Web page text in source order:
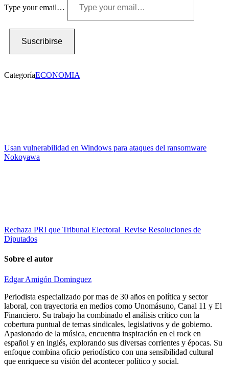
Type your email…
Suscribirse
CategoríaECONOMIA
Usan vulnerabilidad en Windows para ataques del ransomware
Nokoyawa
Rechaza PRI que Tribunal Electoral Revise Resoluciones de
Diputados
Sobre el autor
Edgar Amigón Dominguez
Periodista especializado por mas de 30 años en política y sector
laboral, con trayectoria en medios como Unomásuno, Canal 11 y El
Financiero. Su trabajo ha combinado el análisis crítico con la
cobertura puntual de temas sindicales, legislativos y de gobierno.
Apasionado de la música, encuentra inspiración en el rock en
español y en inglés, explorando sus diversas corrientes y épocas. Su
enfoque combina oficio periodístico con una sensibilidad cultural
que enriquece su visión del acontecer político y social.